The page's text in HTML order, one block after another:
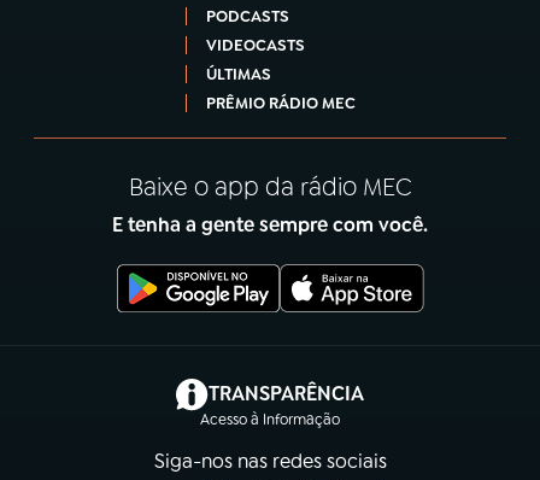
PODCASTS
VIDEOCASTS
ÚLTIMAS
PRÊMIO RÁDIO MEC
Baixe o app da rádio MEC
E tenha a gente sempre com você.
TRANSPARÊNCIA
Acesso à Informação
(abre em nova aba)
Siga-nos nas redes sociais